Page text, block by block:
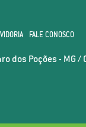
FALE CONOSCO
dos Poções - MG /